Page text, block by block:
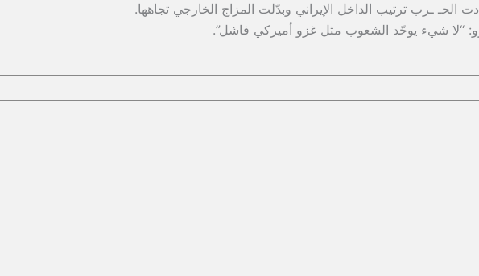
الحـ ـرب ترتيب الداخل الإيراني وبدّلت المزاج الخارجي تجاهها.
“لا شيء يوحّد الشعوب مثل غزو أميركي فاشل”.